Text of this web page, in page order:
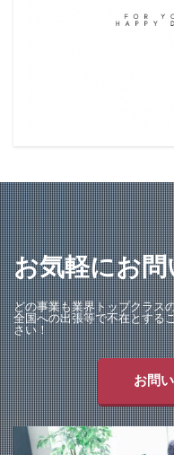
" width="768" height="512" >
お気軽にお
どの事業も業界トップクラス
全国への出張等で不在とする
さい！
お問